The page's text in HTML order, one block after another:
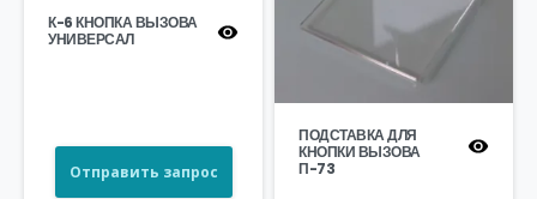
К-6 КНОПКА ВЫЗОВА
УНИВЕРСАЛ
Отправить запрос
ПОДСТАВКА ДЛЯ
КНОПКИ ВЫЗОВА
П-73